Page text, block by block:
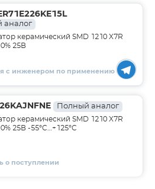
аналог
керамический SMD 1210 X7R
25В
с инженером по применению
Полный аналог
керамический SMD 1210 X7R
25В -55°C…+125°C
о поступлении